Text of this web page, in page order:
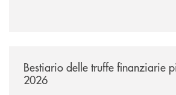
Bestiario delle truffe finanziarie
2026